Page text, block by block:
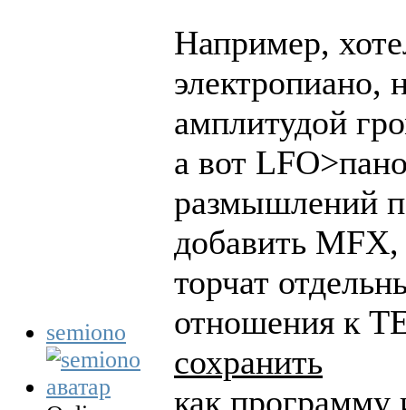
semiono
Например,
электропиано,
амплитудой
а вот
размышлений
добавить
торчат
отношения к
сохранить
как